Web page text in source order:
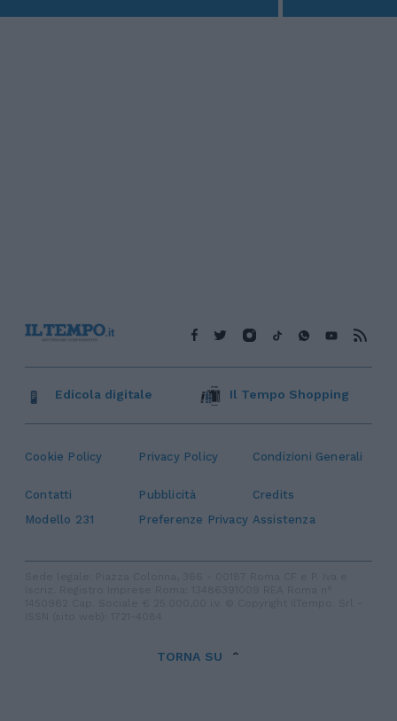
Cookie Policy Privacy Policy Condizioni Generali
Contatti Pubblicità
Credits
Modello 231
Preferenze Privacy Assistenza
Edicola digitale Il Tempo Shopping
TORNA SU